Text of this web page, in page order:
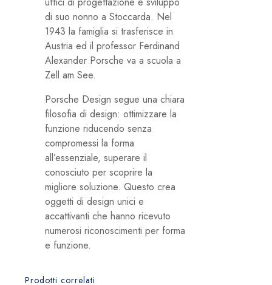
di suo nonno a Stoccarda. Nel
1943 la famiglia si trasferisce in
Austria ed il professor Ferdinand
Alexander Porsche va a scuola a
Zell am See.
Porsche Design segue una chiara
filosofia di design: ottimizzare la
funzione riducendo senza
compromessi la forma
all’essenziale, superare il
conosciuto per scoprire la
migliore soluzione. Questo crea
oggetti di design unici e
accattivanti che hanno ricevuto
numerosi riconoscimenti per forma
e funzione.
Prodotti correlati